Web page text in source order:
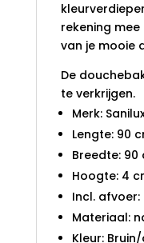
rekening
van je mooie
De
te verkrijgen.
Merk:
Lengte: 90
Breedte: 90
Hoogte: 4
Incl. afvoer:
Materiaal:
Kleur: